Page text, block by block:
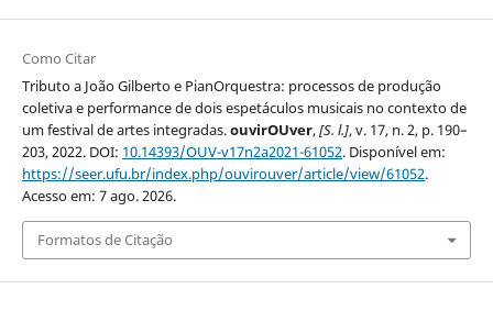
Como Citar
Tributo a João Gilberto e PianOrquestra: processos de produção
coletiva e performance de dois espetáculos musicais no contexto de
um festival de artes integradas.ouvirOUver,[S. l.], v. 17, n. 2, p. 190–
203, 2022. DOI: 10.14393/OUV-v17n2a2021-61052. Disponível em:
https://seer.ufu.br/index.php/ouvirouver/article/view/61052.
Acesso em: 7 ago. 2026.
Formatos de Citação